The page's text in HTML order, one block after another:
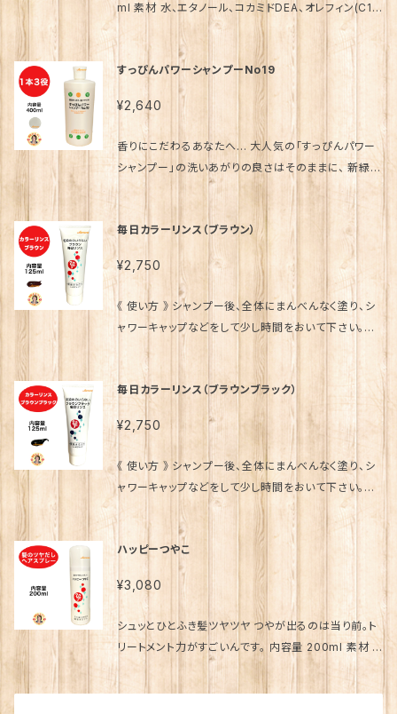
肌に異常が生じてないかよく注意して使用してくださ
い。。 ● お肌に合わない時は、ご使用をおやめくださ
座まるかん まるかん 公式ショップ 正規店 正規品 専門
店 日本漢方研究所 オンライン ショップ コスメ 化粧品
元気 キレイ 美容 生活習慣 老化 喫煙 飲酒 栄養不足
ストレス 紫外線 食品添加物 ペット 陽性 陰性 体質 波
動 因果 解消 浄化 神的配合 八大龍王 水晶 ポイント
龍眼 愛弟子 柴村恵美子 宮本真由美 舛岡はなゑ みっ
ちゃん先生 芦川裕子 千葉純一 宇野信行 遠藤忠夫 金
龍 水素 スイソムリエ 近未来メイクアドバイザー 美開
運メイクアップアーティスト 大宇宙エネルギー療法 天
国言葉 歩き元気 ひざこし命 青汁酢 パニウツ元気 ワカ
ml 素材 水、エタノール、コカミドDEA、オレフィン(C14
-16)スルホン酸Na、ココイルグルタミン酸TEA、ラウリ
ルベタイン、コカミドプロピルベタイン、チャ葉エキス、
セイヨウハッカ葉エキス、ホップエキス、褐藻エキス、カ
ミツレエキス、シソエキス、加水分解コラーゲン、チシマ
ザサ水、海塩、竹酢液、酢酸、酢酸Na、ナイアシンアミ
ド、セテアレス-60ミリスチルグリコール、ポリクオタニ
ウム-10、BG、乳酸Na、PPG-2-デセス-12、グリセリ
ン、ラウレス-5、ラウロアンホ酢酸Na、カキタンニン、塩
化Na、タウリン、DPG、リン酸3Na、クエン酸Na、BH
T、ポリソルベート80、パントテン酸Ca、ヒドロキシプ
ロピルキトサン、クオタニウム-73、イノシトール、オレ
ス-8リン酸Na、レモン果皮油、グレープフルーツ果皮
油、ベルガモット果実油、ローマカミツレ花油、香料、フ
ェノキシエタノール 発売元 （株）銀座まるかん日本漢方
研究所 製造販売元 (株)プロティア 販売事業者名 銀
座まるかん専門店オーロラ 代表 篠澤貴美枝 ～ 使用
上のご注意 ～ ●お肌に異常が生じてないかよく注意
して使用してください。。 ● お肌に合わない時は、ご使
用をおやめください。 斎藤一人 さいとうひとり 斉藤一
人 ひとりさん 銀座まるかん まるかん 公式ショップ 正
規店 正規品 専門店 日本漢方研究所 オンライン ショ
ップ コスメ 化粧品 元気 キレイ 美容 生活習慣 老化
喫煙 飲酒 栄養不足 ストレス 紫外線 食品添加物 ペッ
ト 陽性 陰性 体質 波動 因果 解消 浄化 神的配合 八大
龍王 水晶 ポイント 龍眼 愛弟子 柴村恵美子 宮本真由
美 舛岡はなゑ みっちゃん先生 芦川裕子 千葉純一 宇
野信行 遠藤忠夫 金龍 水素 スイソムリエ 近未来メイ
クアドバイザー 美開運メイクアップアーティスト 大宇
宙エネルギー療法 天国言葉 歩き元気 ひざこし命 青汁
酢 パニウツ元気 ワカスギール
すっぴんパワーシャンプーNo19
¥2,640
香りにこだわるあなたへ… 大人気の「すっぴんパワー
シャンプー」の洗いあがりの良さはそのままに、 新緑の
中にいるような爽やかな香りをプラスしました。 内容量
400ml 全成分表示 水、エタノール、コカミドDEA、オレ
フィン(C14-16)スルホン酸Na、ココイルグルタミン酸T
EA、ラウリルベタイン、コカミドプロピルベタイン、セテ
アレス-60ミリスチルグリコール、フェノキシエタノー
ル、ポリクオタニウム-10、BG、香料、乳酸Na、PPG-2-
デセス-12、グリセリン、ラウレス-5、ラウロアンホ酢酸
Na、カキタンニン、塩化Na、チャ葉エキス、加水分解コ
ラーゲン、タウリン、BHT、クエン酸Na、リン酸3Na、酢
酸、酢酸Na、セイヨウハッカ葉エキス、ポリソルベート8
0、パントテン酸Ca、チシマザサ水、クオタニウム-73、
イノシトール、ナイアシンアミド、ホップエキス、ヒドロキ
シプロピルキトサン、海塩、竹酢液、オレス-8リン酸Na、
褐藻エキス、カミツレ花エキス、シソエキス 発売元
（株）銀座まるかん日本漢方研究所 製造販売元 (株)プ
ロティア 販売事業者名 銀座まるかん専門店オーロラ
代表 篠澤貴美枝 ～ 使用上のご注意 ～ ●お肌に異常
が生じてないかよく注意して使用してください。。 ● お
肌に合わない時は、ご使用をおやめください。 斎藤一
人 さいとうひとり 斉藤一人 ひとりさん 銀座まるかん
まるかん 公式ショップ 正規店 正規品 専門店 日本漢
方研究所 オンライン ショップ コスメ 化粧品 元気 キレ
イ 美容 生活習慣 老化 喫煙 飲酒 栄養不足 ストレス
紫外線 食品添加物 ペット 陽性 陰性 体質 波動 因果
毎日カラーリンス（ブラウン）
¥2,750
《 使い方 》 シャンプー後、全体にまんべんなく塗り、シ
ャワーキャップなどをして少し時間をおいて下さい。早
く染めたい場合はシャンプー前に全体にブラシなどで、
まんべんなく塗ってから、シャワーキャップなどをして少
し時間をおいてから洗い流してみて下さい。 髪をふく時
などバスタオルに色がつきやすいので、専用に１枚ご用
意されることをオススメします。 ※ 直接手で触ると、手
にも色がついてしまう事がありますので 手袋やブラシ
などのご使用がオススメです。 毎日すれば、毎日明るい
髪になります。 内容量 125ml 素材 水、セタノール、ベ
ンジルアルコール、キャンデリラロウ、グリコール酸、ミ
ツロウ、リン酸、パルミトイルメチルタウリンNa、セテス-
13、(C14-16)オレフィンスルホン酸Na、ミリスチン酸イ
ソプロピル、ステアリン酸グリセリル、キサンタンガム、
エトキシグリコール、アンモニア水、橙205、黒401、紫4
01、赤106、ヘキシルデカノ—ル、メチルパラベン 発売
元 （株）銀座まるかん日本漢方研究所 製造販売元
(株)プロティア 販売事業者名 銀座まるかん専門店オ
ーロラ 代表 篠澤貴美枝 ～ 使用上のご注意 ～ ●お
毎日カラーリンス（ブラウンブラック）
¥2,750
《 使い方 》 シャンプー後、全体にまんべんなく塗り、シ
ャワーキャップなどをして少し時間をおいて下さい。早
く染めたい場合はシャンプー前に全体にブラシなどで、
まんべんなく塗ってから、シャワーキャップなどをして少
し時間をおいてから洗い流してみて下さい。 髪をふく時
などバスタオルに色がつきやすいので、専用に１枚ご用
意されることをオススメします。 ※ 直接手で触ると、手
にも色がついてしまう事がありますので 手袋やブラシ
などのご使用がオススメです。 毎日すれば、毎日ツヤの
ある黒髪になります。 内容量 125ml 素材 水、セタノー
ル、ベンジルアルコール、キャンデリラロウ、グリコール
ハッピーつやこ
¥3,080
シュッとひとふき髪ツヤツヤ つやが出るのは当り前。ト
リートメント力がすごいんです。 内容量 200ml 素材 L
PG、ジメチコン、シクロメチコン、パーシック油、アルニ
カ花エキス、モモ葉エキス、ローズマリーエキス、キダチ